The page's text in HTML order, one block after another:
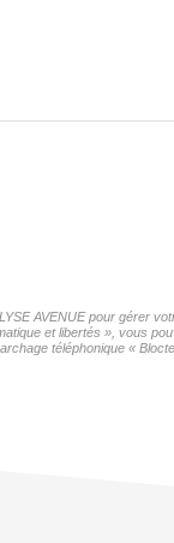
AVENUE pour gérer
et libertés », vous
téléphonique «